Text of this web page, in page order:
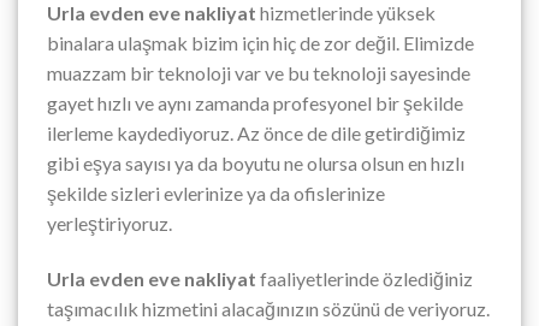
Urla evden eve nakliyat hizmetlerinde yüksek
binalara ulaşmak bizim için hiç de zor değil. Elimizde
muazzam bir teknoloji var ve bu teknoloji sayesinde
gayet hızlı ve aynı zamanda profesyonel bir şekilde
ilerleme kaydediyoruz. Az önce de dile getirdiğimiz
gibi eşya sayısı ya da boyutu ne olursa olsun en hızlı
şekilde sizleri evlerinize ya da ofislerinize
yerleştiriyoruz.
Urla evden eve nakliyat faaliyetlerinde özlediğiniz
taşımacılık hizmetini alacağınızın sözünü de veriyoruz.